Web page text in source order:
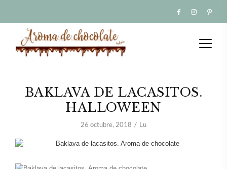
BAKLAVA DE LACASITOS.
HALLOWEEN
26 octubre, 2018 Lu